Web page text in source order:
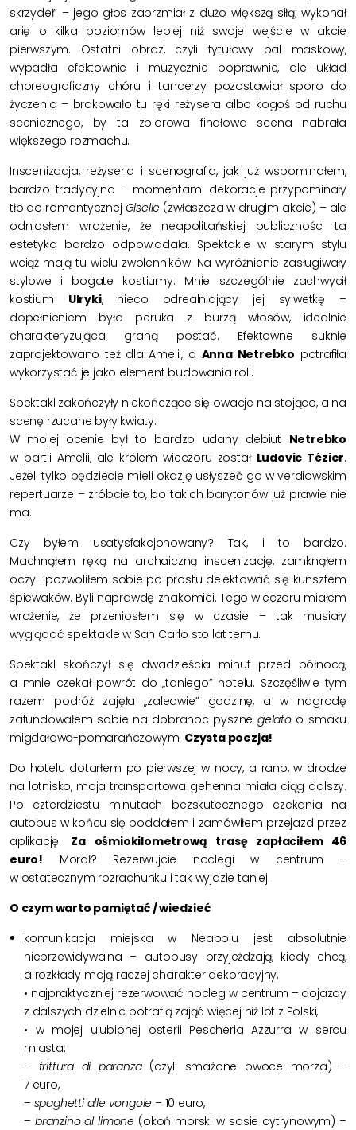
skrzydeł” – jego głos zabrzmiał z dużo większą siłą; wykonał
arię o kilka poziomów lepiej niż swoje wejście w akcie
pierwszym. Ostatni obraz, czyli tytułowy bal maskowy,
wypadła efektownie i muzycznie poprawnie, ale układ
choreograficzny chóru i tancerzy pozostawiał sporo do
życzenia – brakowało tu ręki reżysera albo kogoś od ruchu
scenicznego, by ta zbiorowa finałowa scena nabrała
większego rozmachu.
Inscenizacja, reżyseria i scenografia, jak już wspominałem,
bardzo tradycyjna – momentami dekoracje przypominały
tło do romantycznej Giselle (zwłaszcza w drugim akcie) – ale
odniosłem wrażenie, że neapolitańskiej publiczności ta
estetyka bardzo odpowiadała. Spektakle w starym stylu
wciąż mają tu wielu zwolenników. Na wyróżnienie zasługiwały
stylowe i bogate kostiumy. Mnie szczególnie zachwycił
kostium Ulryki, nieco odrealniający jej sylwetkę –
dopełnieniem była peruka z burzą włosów, idealnie
charakteryzująca graną postać. Efektowne suknie
zaprojektowano też dla Amelii, a Anna Netrebko potrafiła
wykorzystać je jako element budowania roli.
Spektakl zakończyły niekończące się owacje na stojąco, a na
scenę rzucane były kwiaty.
W mojej ocenie był to bardzo udany debiut Netrebko
w partii Amelii, ale królem wieczoru został Ludovic Tézier.
Jeżeli tylko będziecie mieli okazję usłyszeć go w verdiowskim
repertuarze – zróbcie to, bo takich barytonów już prawie nie
ma.
Czy byłem usatysfakcjonowany? Tak, i to bardzo.
Machnąłem ręką na archaiczną inscenizację, zamknąłem
oczy i pozwoliłem sobie po prostu delektować się kunsztem
śpiewaków. Byli naprawdę znakomici. Tego wieczoru miałem
wrażenie, że przeniosłem się w czasie – tak musiały
wyglądać spektakle w San Carlo sto lat temu.
Spektakl skończył się dwadzieścia minut przed północą,
a mnie czekał powrót do „taniego” hotelu. Szczęśliwie tym
razem podróż zajęła „zaledwie” godzinę, a w nagrodę
zafundowałem sobie na dobranoc pyszne gelatoo smaku
migdałowo-pomarańczowym. Czysta poezja!
Do hotelu dotarłem po pierwszej w nocy, a rano, w drodze
na lotnisko, moja transportowa gehenna miała ciąg dalszy.
Po czterdziestu minutach bezskutecznego czekania na
autobus w końcu się poddałem i zamówiłem przejazd przez
aplikację. Za ośmiokilometrową trasę zapłaciłem 46
euro! Morał? Rezerwujcie noclegi w centrum –
w ostatecznym rozrachunku i tak wyjdzie taniej.
O czym warto pamiętać / wiedzieć
komunikacja miejska w Neapolu jest absolutnie
nieprzewidywalna – autobusy przyjeżdżają, kiedy chcą,
a rozkłady mają raczej charakter dekoracyjny,
• najpraktyczniej rezerwować nocleg w centrum – dojazdy
z dalszych dzielnic potrafią zająć więcej niż lot z Polski,
• w mojej ulubionej osterii Pescheria Azzurra w sercu
miasta:
– frittura di paranza(czyli smażone owoce morza) –
7 euro,
– spaghetti alle vongole – 10 euro,
– branzino al limone (okoń morski w sosie cytrynowym) –